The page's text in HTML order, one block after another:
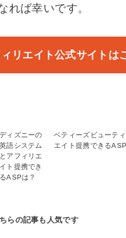
れば幸いです。
リエイト公式サイトは
ディズニーの
英語システム
とアフィリエ
イト提携でき
るASPは？
ベティーズビューテ
エイト提携できる